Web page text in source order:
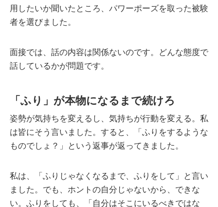
用したいか聞いたところ、パワーポーズを取った被験
者を選びました。
面接では、話の内容は関係ないのです。どんな態度で
話しているかが問題です。
「ふり」が本物になるまで続けろ
姿勢が気持ちを変えるし、気持ちが行動を変える。私
は皆にそう言いました。すると、「ふりをするような
ものでしょ？」という返事が返ってきました。
私は、「ふりじゃなくなるまで、ふりをして」と言い
ました。でも、ホントの自分じゃないから、できな
い。ふりをしても、「自分はそこにいるべきではな